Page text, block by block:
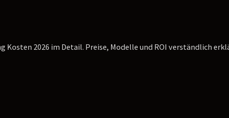
Kosten 2026 im Detail. Preise, Modelle und ROI verständlich